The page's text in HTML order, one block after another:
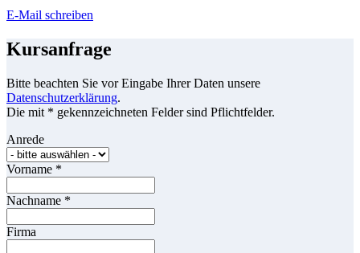
E-Mail schreiben
Kursanfrage
Bitte beachten Sie vor Eingabe Ihrer Daten unsere
Datenschutzerklärung.
Die mit * gekennzeichneten Felder sind Pflichtfelder.
Anrede
Vorname *
Nachname *
Firma